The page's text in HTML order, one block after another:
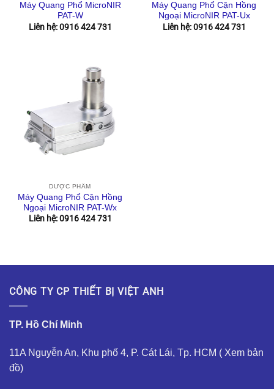
Máy Quang Phổ MicroNIR
PAT-W
Liên hệ: 0916 424 731
Máy Quang Phổ Cận Hồng
Ngoại MicroNIR PAT-Ux
Liên hệ: 0916 424 731
DƯỢC PHẨM
Máy Quang Phổ Cận Hồng
Ngoại MicroNIR PAT-Wx
Liên hệ: 0916 424 731
CÔNG TY CP THIẾT BỊ VIỆT ANH
TP. Hồ Chí Minh
11A Nguyễn An, Khu phố 4, P. Cát Lái, Tp. HCM ( Xem bản
đồ)